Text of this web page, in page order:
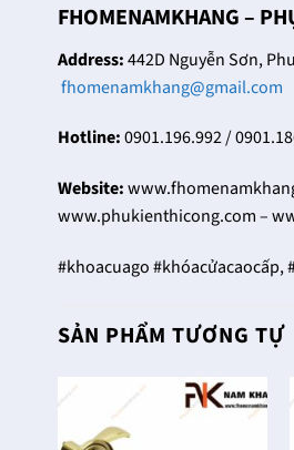
FHOMENAMKHANG –
Address:442D Nguyễn Sơn,
fhomenamkhang@gmail.com
Hotline:0901.196.992 /
Website:
www.phukienthicong.com –
#khoacuago
SẢN PHẨM TƯƠNG TỰ